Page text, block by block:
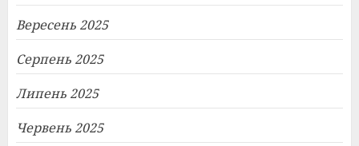
Вересень 2025
Серпень 2025
Липень 2025
Червень 2025